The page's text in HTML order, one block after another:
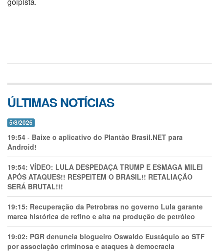
ÚLTIMAS NOTÍCIAS
5/8/2026
19:54 - Baixe o aplicativo do Plantão Brasil.NET para
Android!
19:54: VÍDEO: LULA DESPEDAÇA TRUMP E ESMAGA MILEI
APÓS ATAQUES!! RESPEITEM O BRASIL!! RETALIAÇÃO
SERÁ BRUTAL!!!
19:15: Recuperação da Petrobras no governo Lula garante
marca histórica de refino e alta na produção de petróleo
19:02: PGR denuncia blogueiro Oswaldo Eustáquio ao STF
por associação criminosa e ataques à democracia